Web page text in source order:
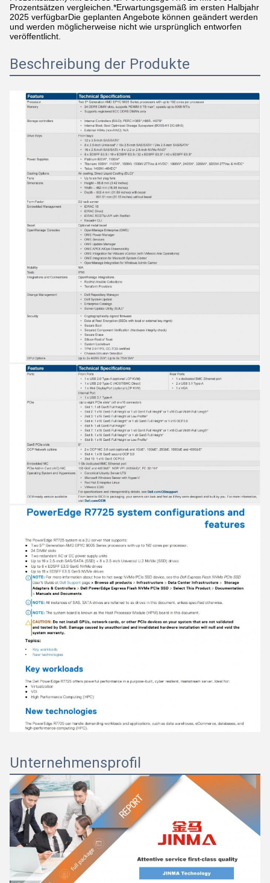
Prozentsätzen vergleichen.*Erwartungsgemäß im ersten Halbjahr
2025 verfügbarDie geplanten Angebote können geändert werden
und werden möglicherweise nicht wie ursprünglich entworfen
veröffentlicht.
Beschreibung der Produkte
Unternehmensprofil